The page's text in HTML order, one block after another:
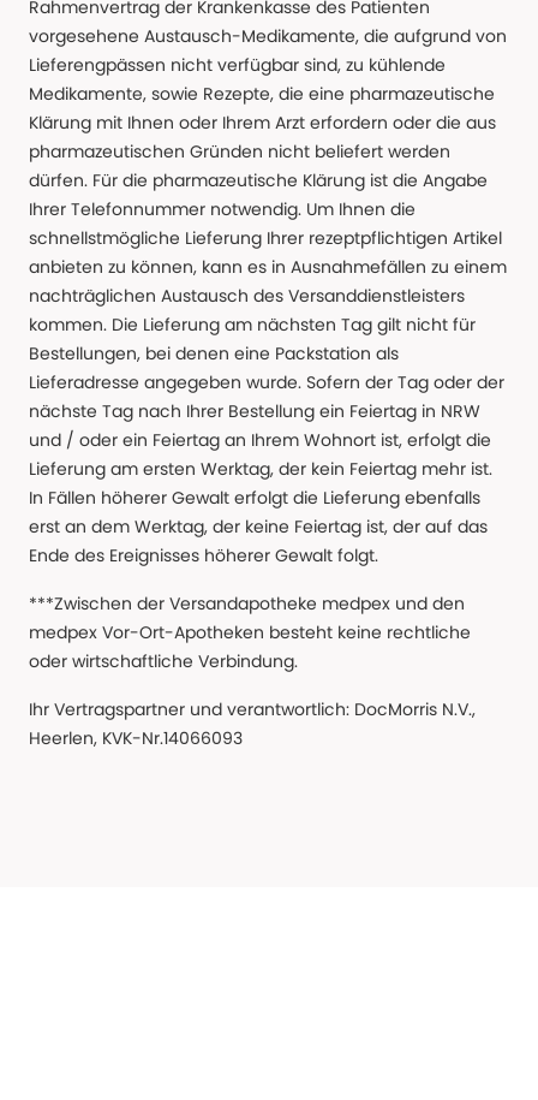
Rahmenvertrag der Krankenkasse des Patienten
vorgesehene Austausch-Medikamente, die aufgrund von
Lieferengpässen nicht verfügbar sind, zu kühlende
Medikamente, sowie Rezepte, die eine pharmazeutische
Klärung mit Ihnen oder Ihrem Arzt erfordern oder die aus
pharmazeutischen Gründen nicht beliefert werden
dürfen. Für die pharmazeutische Klärung ist die Angabe
Ihrer Telefonnummer notwendig. Um Ihnen die
schnellstmögliche Lieferung Ihrer rezeptpflichtigen Artikel
anbieten zu können, kann es in Ausnahmefällen zu einem
nachträglichen Austausch des Versanddienstleisters
kommen. Die Lieferung am nächsten Tag gilt nicht für
Bestellungen, bei denen eine Packstation als
Lieferadresse angegeben wurde. Sofern der Tag oder der
nächste Tag nach Ihrer Bestellung ein Feiertag in NRW
und / oder ein Feiertag an Ihrem Wohnort ist, erfolgt die
Lieferung am ersten Werktag, der kein Feiertag mehr ist.
In Fällen höherer Gewalt erfolgt die Lieferung ebenfalls
erst an dem Werktag, der keine Feiertag ist, der auf das
Ende des Ereignisses höherer Gewalt folgt.
***Zwischen der Versandapotheke medpex und den
medpex Vor-Ort-Apotheken besteht keine rechtliche
oder wirtschaftliche Verbindung.
Ihr Vertragspartner und verantwortlich: DocMorris N.V.,
Heerlen, KVK-Nr.14066093